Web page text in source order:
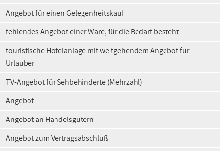
Angebot für einen Gelegenheitskauf
fehlendes Angebot einer Ware, für die Bedarf besteht
touristische Hotelanlage mit weitgehendem Angebot für
Urlauber
TV-Angebot für Sehbehinderte (Mehrzahl)
Angebot
Angebot an Handelsgütern
Angebot zum Vertragsabschluß